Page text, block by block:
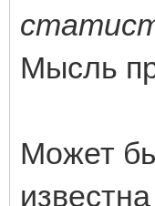
Мысль
Может